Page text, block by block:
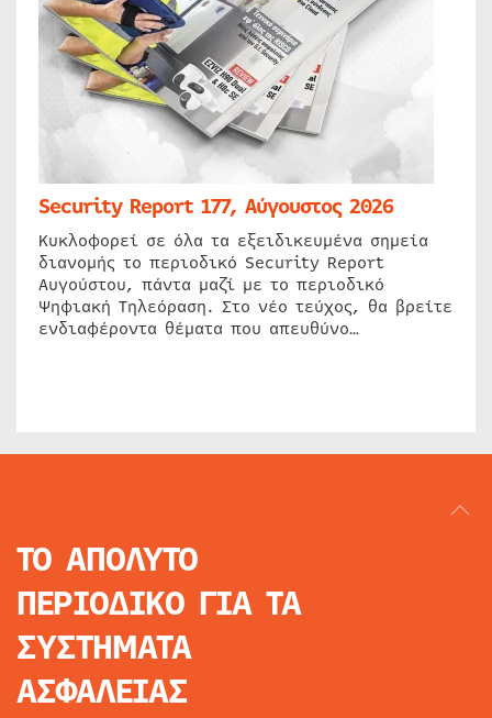
Security Report 177, Αύγουστος 2026
Κυκλοφορεί σε όλα τα εξειδικευμένα σημεία
διανομής το περιοδικό Security Report
Αυγούστου, πάντα μαζί με το περιοδικό
Ψηφιακή Τηλεόραση. Στο νέο τεύχος, θα βρείτε
ενδιαφέροντα θέματα που απευθύνο…
ΤΟ ΑΠΟΛΥΤΟ
ΠΕΡΙΟΔΙΚΟ ΓΙΑ ΤΑ
ΣΥΣΤΗΜΑΤΑ
ΑΣΦΑΛΕΙΑΣ